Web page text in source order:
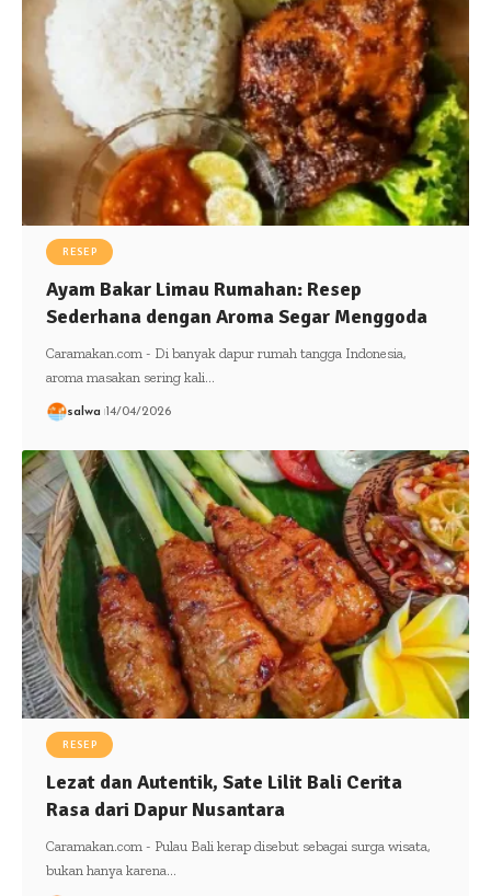
RESEP
Ayam Bakar Limau Rumahan: Resep
Sederhana dengan Aroma Segar Menggoda
Caramakan.com - Di banyak dapur rumah tangga Indonesia,
aroma masakan sering kali…
salwa 14/04/2026
RESEP
Lezat dan Autentik, Sate Lilit Bali Cerita
Rasa dari Dapur Nusantara
Caramakan.com - Pulau Bali kerap disebut sebagai surga wisata,
bukan hanya karena…